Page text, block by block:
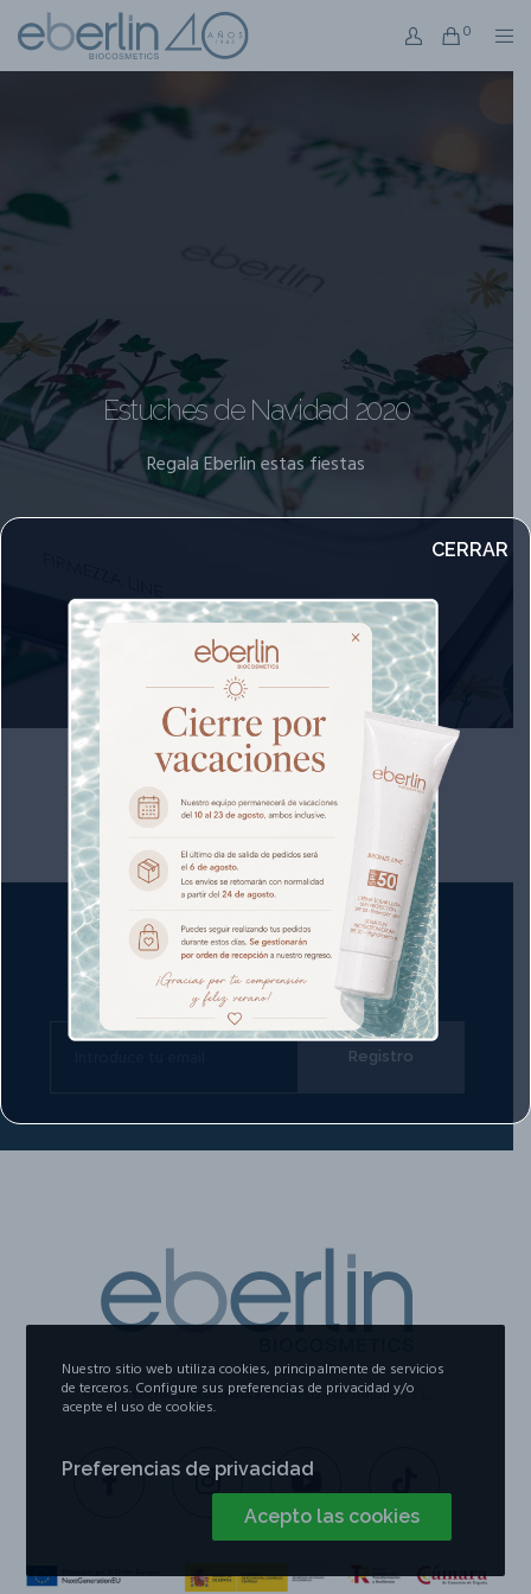
0
Estuches de Navidad 2020
Regala Eberlin estas fiestas
NEWSLETTER
Conoce nuestras últimas promociones.
© 2026Eberlin Biocosmetics. Nemesis Laboratorios S.L.
Nuestro sitio web utiliza cookies, principalmente de servicios
de terceros. Configure sus preferencias de privacidad y/o
acepte el uso de cookies.
Preferencias de privacidad
Acepto las cookies
CERRAR